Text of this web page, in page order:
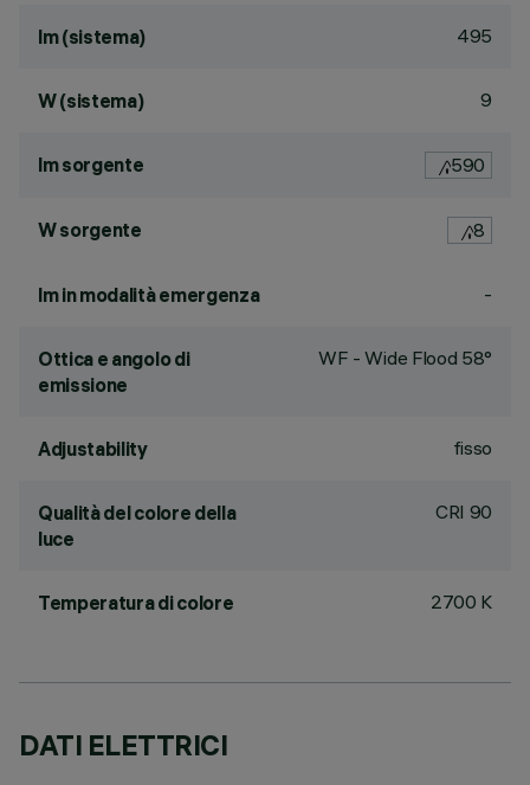
lm (sistema) 495
W (sistema) 9
lm sorgente 590
W sorgente 8
lm in modalità emergenza -
Ottica e angolo di
emissione
WF - Wide Flood 58°
Adjustability fisso
Qualità del colore della
luce
CRI 90
Temperatura di colore 2700 K
DATI ELETTRICI